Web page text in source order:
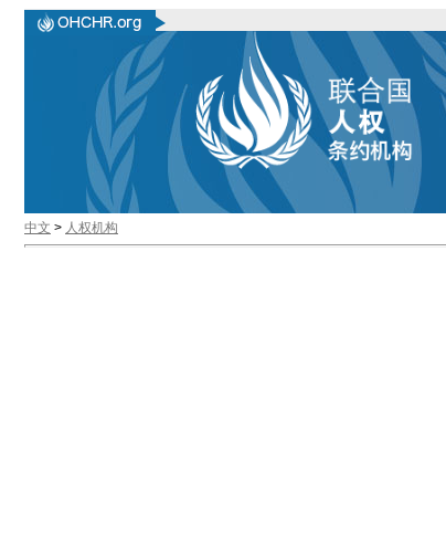
中文 > 人权机构